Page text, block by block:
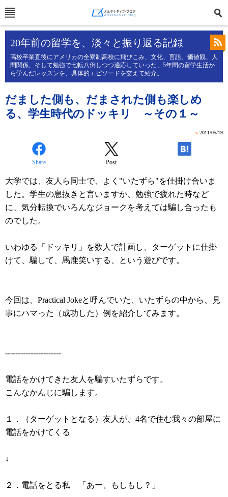
20年前の留学を、淡々と振り返る記録
高校卒業直後にアメリカの全寮制高校に飛びこみ、文化、言語、価値観、人
間関係、そして勉強で七転八倒しつつ適応していった、5年間の留学生活か
ら学んだレッスンを、具体的エピソードを交えて紹介。
だました側も、だまされた側も楽しめ
る、学生時代のドッキリ ～その１～
» 2011/05/19
Share Post -
大学では、友人ら同士で、よく"いたずら"を仕掛け合いま
した。学生の息抜きと言いますか、勉強で疲れた時など
に、気分転換でいろんなジョークを考えては騙し合ったも
のでした。
いわゆる「ドッキリ」を数人で計画し、ターゲットに仕掛
けて、騙して、馬鹿笑いする、という遊びです。
今回は、Practical Jokeと呼んでいた、いたずらの中から、見
事にハマった（成功した）例を紹介してみます。
----------------------
電話をかけてきた友人を騙すいたずらです。
こんなかんじに騙します。
１．（ターゲットとなる）友人が、4名で住む我々の部屋に
電話をかけてくる
↓
２．電話をとる私 「あー、もしもし？」